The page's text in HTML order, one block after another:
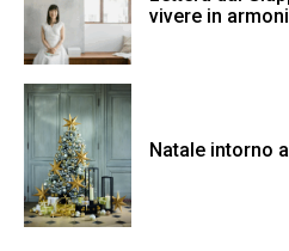
vivere in
Natale intorno